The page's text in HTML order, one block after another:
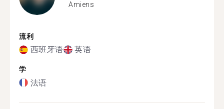
Amiens
流利
西班牙语 英语
学
法语